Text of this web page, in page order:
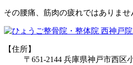
その腰痛、筋肉の疲れではありま
【住所】
〒651-2144 兵庫県神戸市西区